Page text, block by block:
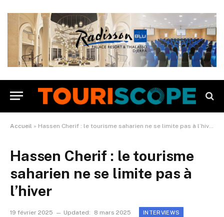
Accueil » Hassen Cherif : le tourisme saharien ne se limite pas à l’hiver
Hassen Cherif : le tourisme
saharien ne se limite pas à
l’hiver
19 février 2025 Updated: 8 mars 2025 INTERVIEWS